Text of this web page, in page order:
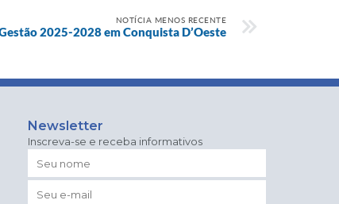
NOTÍCIA MENOS RECENTE
2025-2028 em Conquista D’Oeste
Newsletter
Inscreva-se e receba informativos